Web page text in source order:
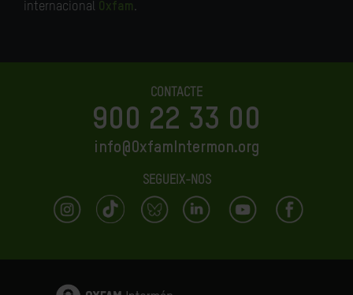
internacional Oxfam.
CONTACTE
900 22 33 00
info@OxfamIntermon.org
SEGUEIX-NOS